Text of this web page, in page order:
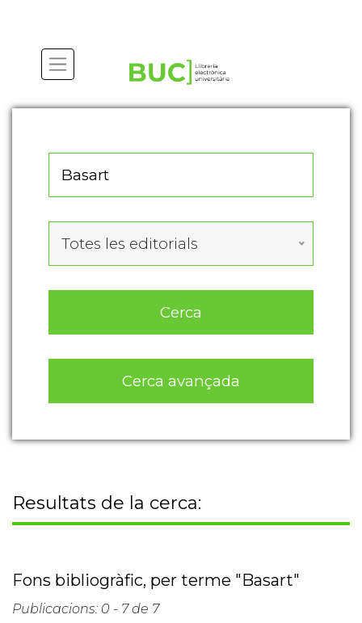
Totes les editorials
Cerca
Cerca avançada
Resultats de la cerca:
Fons bibliogràfic, per terme "Basart"
Publicacions: 0 - 7 de 7